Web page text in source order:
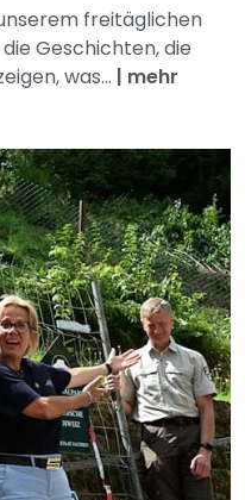
freitäglichen
Geschichten, die
was... | mehr